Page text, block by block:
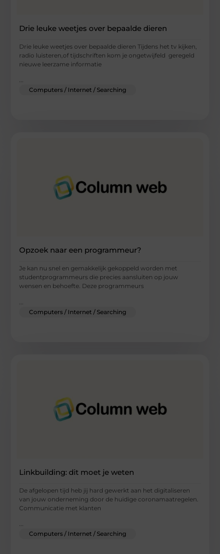
Drie leuke weetjes over bepaalde dieren
Drie leuke weetjes over bepaalde dieren Tijdens het tv kijken,
radio luisteren,of tijdschriften kom je ongetwijfeld geregeld
nieuwe leerzame informatie
...
Computers / Internet / Searching
Opzoek naar een programmeur?
Je kan nu snel en gemakkelijk gekoppeld worden met
studentprogrammeurs die precies aansluiten op jouw
wensen en behoefte. Deze programmeurs
Computers / Internet / Searching
Linkbuilding: dit moet je weten
De afgelopen tijd heb jij hard gewerkt aan het digitaliseren
van jouw onderneming door de huidige coronamaatregelen.
Communicatie met klanten
...
Computers / Internet / Searching